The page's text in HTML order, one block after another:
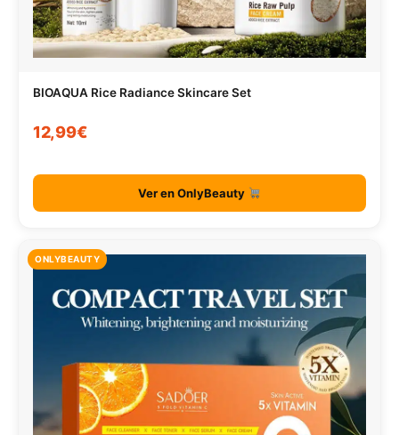
BIOAQUA Rice Radiance Skincare Set
12,99€
Ver en OnlyBeauty
ONLYBEAUTY